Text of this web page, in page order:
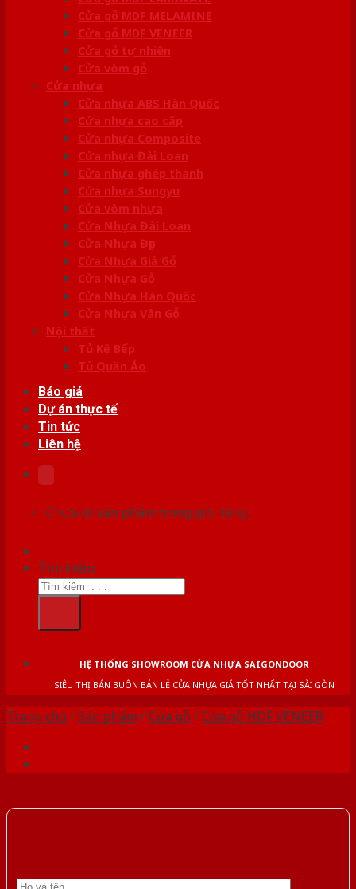
Cửa gỗ MDF MELAMINE
Cửa gỗ MDF VENEER
Cửa gỗ tự nhiên
Cửa vòm gỗ
Cửa nhựa
Cửa nhựa ABS Hàn Quốc
Cửa nhựa cao cấp
Cửa nhựa Composite
Cửa nhựa Đài Loan
Cửa nhựa ghép thanh
Cửa nhựa Sungyu
Cửa vòm nhựa
Cửa Nhựa Đài Loan
Cửa Nhựa Đẹp
Cửa Nhựa Giả Gỗ
Cửa Nhựa Gỗ
Cửa Nhựa Hàn Quốc
Cửa Nhựa Vân Gỗ
Nội thất
Tủ Kệ Bếp
Tủ Quần Áo
Báo giá
Dự án thực tế
Tin tức
Liên hệ
Chưa có sản phẩm trong giỏ hàng.
Tìm kiếm:
HỆ THỐNG SHOWROOM CỬA NHỰA SAIGONDOOR
SIÊU THỊ BÁN BUÔN BÁN LẺ CỬA NHỰA GIÁ TỐT NHẤT TẠI SÀI GÒN
Trang chủ /Sản phẩm /Cửa gỗ /Cửa gỗ HDF VENEER